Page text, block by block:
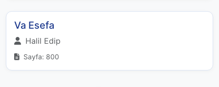
Va Esefa
Halil Edip
Sayfa: 800